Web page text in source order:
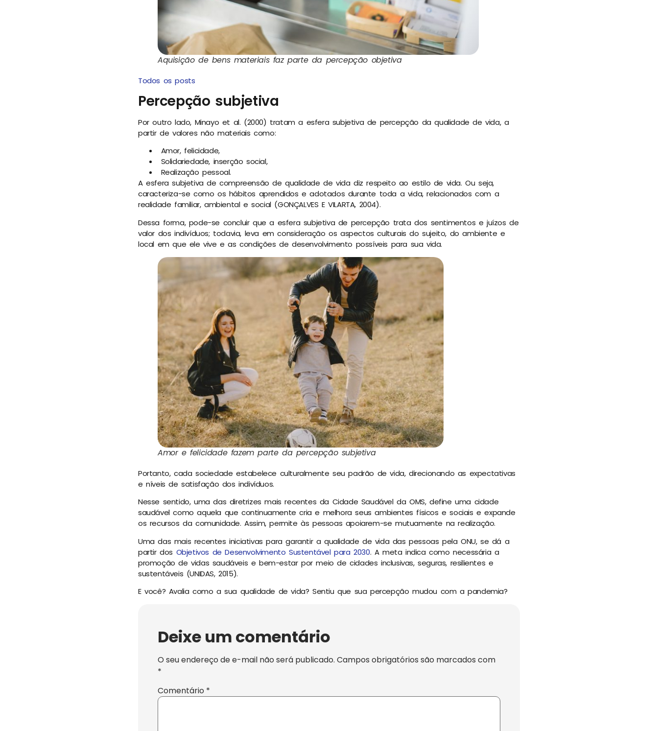
Aquisição de bens materiais faz parte da percepção objetiva
Todos os posts
Percepção subjetiva
Por outro lado, Minayo et al. (2000) tratam a esfera subjetiva de percepção da qualidade de vida, a
partir de valores não materiais como:
Amor, felicidade,
Solidariedade, inserção social,
Realização pessoal.
A esfera subjetiva de compreensão de qualidade de vida diz respeito ao estilo de vida. Ou seja,
caracteriza-se como os hábitos aprendidos e adotados durante toda a vida, relacionados com a
realidade familiar, ambiental e social (GONÇALVES E VILARTA, 2004).
Dessa forma, pode-se concluir que a esfera subjetiva de percepção trata dos sentimentos e juízos de
valor dos indivíduos; todavia, leva em consideração os aspectos culturais do sujeito, do ambiente e
local em que ele vive e as condições de desenvolvimento possíveis para sua vida.
Amor e felicidade fazem parte da percepção subjetiva
Portanto, cada sociedade estabelece culturalmente seu padrão de vida, direcionando as expectativas
e níveis de satisfação dos indivíduos.
Nesse sentido, uma das diretrizes mais recentes da Cidade Saudável da OMS, define uma cidade
saudável como aquela que continuamente cria e melhora seus ambientes físicos e sociais e expande
os recursos da comunidade. Assim, permite às pessoas apoiarem-se mutuamente na realização.
Uma das mais recentes iniciativas para garantir a qualidade de vida das pessoas pela ONU, se dá a
partir dos Objetivos de Desenvolvimento Sustentável para 2030. A meta indica como necessária a
promoção de vidas saudáveis e bem-estar por meio de cidades inclusivas, seguras, resilientes e
sustentáveis (UNIDAS, 2015).
E você? Avalia como a sua qualidade de vida? Sentiu que sua percepção mudou com a pandemia?
Deixe um comentário
O seu endereço de e-mail não será publicado. Campos obrigatórios são marcados com
*
Comentário *